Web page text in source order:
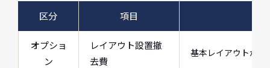
区分 項目
オプショ
ン
レイアウト設置撤
去費
基本レイアウトから